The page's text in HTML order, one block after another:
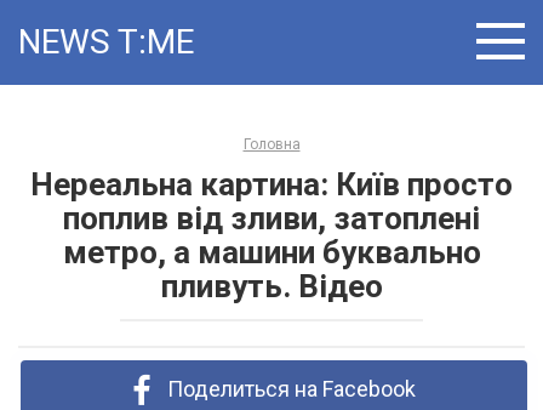
NEWS T:ME
Головна
Нереальна картина: Київ просто
поплив від зливи, затоплені
метро, ​​а машини буквально
пливуть. Відео
Поделиться на Facebook